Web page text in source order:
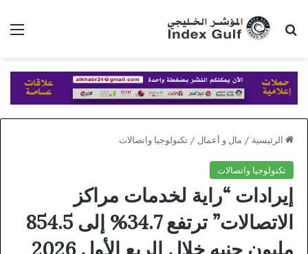
بحث عن
الرئيسية / مال و أعمال / تكنولوجيا واتصالات
تكنولوجيا واتصالات
إيرادات “راية لخدمات مراكز
الاتصالات” ترتفع 34.7% إلى 854.5